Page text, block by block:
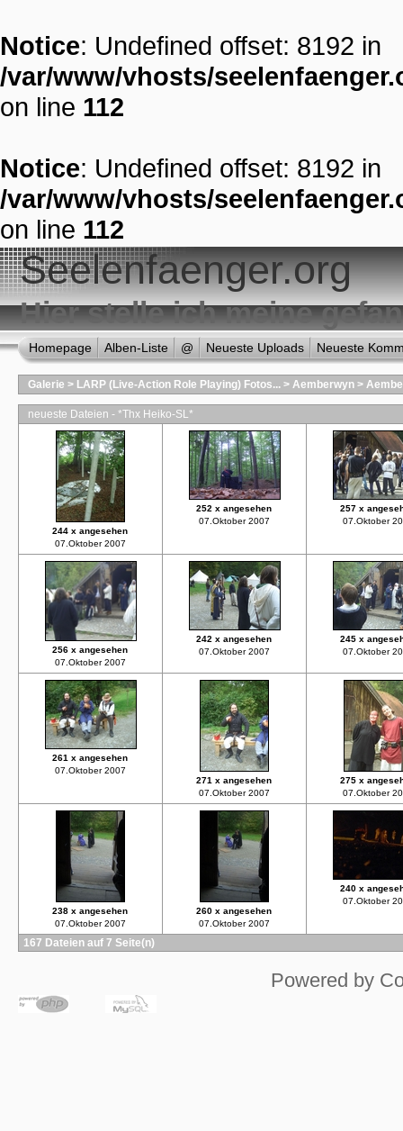
Notice: Undefined offset: 8192 in
/var/www/vhosts/
on line 112
Notice: Undefined offset: 8192 in
/var/www/vhosts/
on line 112
Seelenfaenger.org
Hier stelle ich meine
Homepage Alben-Liste @ Neueste Uploads Neueste
Galerie > LARP (Live-Action Role Playing) Fotos... > Aemberwyn >
neueste Dateien - *Thx Heiko-SL*
244 x angesehen
07.Oktober 2007
252 x angesehen
07.Oktober 2007
257 x
07.Oktober
256 x angesehen
07.Oktober 2007
242 x angesehen
07.Oktober 2007
245 x
07.Oktober
261 x angesehen
07.Oktober 2007
271 x angesehen
07.Oktober 2007
275 x
07.Oktober
238 x angesehen
07.Oktober 2007
260 x angesehen
07.Oktober 2007
240 x
07.Oktober
167 Dateien auf 7 Seite(n)
Powered by